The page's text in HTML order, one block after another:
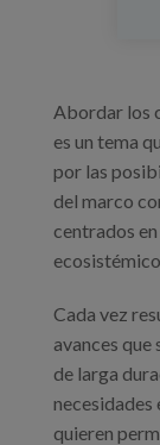
Abordar los
es un tema
por las
del marco
centrados
Cada vez
avances que
de larga
necesidades
quieren